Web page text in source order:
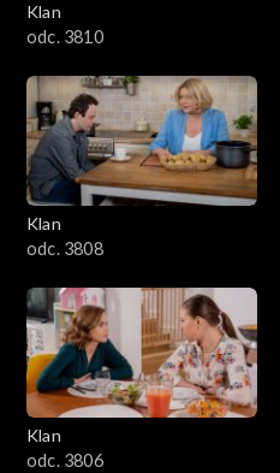
Klan
odc. 3810
Klan
odc. 3808
Klan
odc. 3806